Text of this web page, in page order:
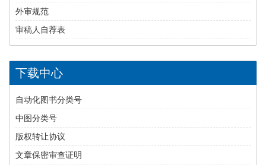
外审规范
审稿人自荐表
下载中心
自动化图书分类号
中图分类号
版权转让协议
文章保密审查证明